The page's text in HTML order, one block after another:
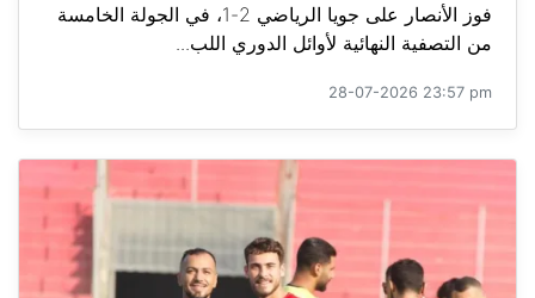
فوز الأنصار على جويا الرياضي 2-1، في الجولة الخامسة
من التصفية النهائية لأوائل الدوري اللب...
28-07-2026 23:57 pm